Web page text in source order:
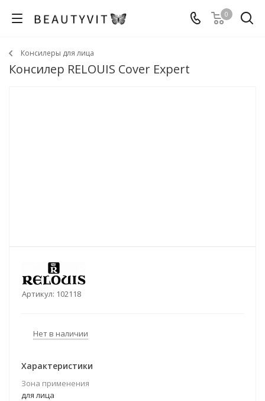
0
Консилеры для лица
Консилер RELOUIS Cover Expert
Артикул: 102118
Нет в наличии
Характеристики
Зона применения
для лица